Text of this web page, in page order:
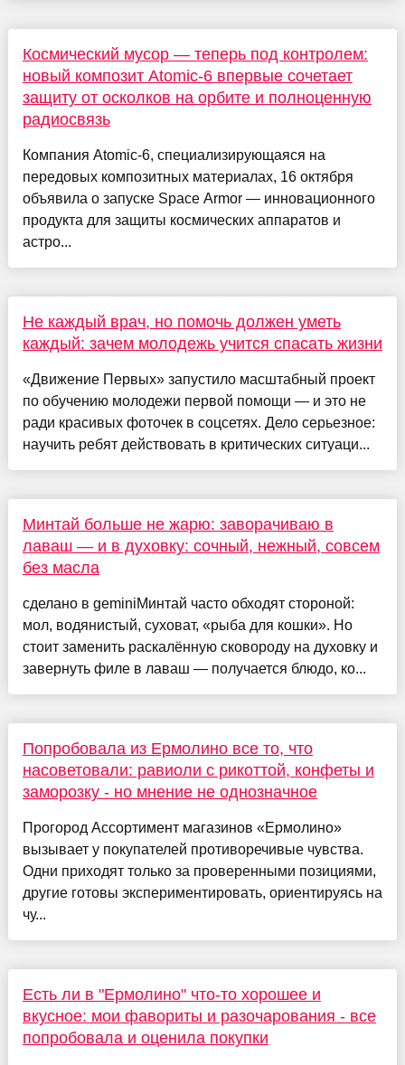
Космический мусор — теперь под контролем:
новый композит Atomic-6 впервые сочетает
защиту от осколков на орбите и полноценную
радиосвязь
Компания Atomic-6, специализирующаяся на
передовых композитных материалах, 16 октября
объявила о запуске Space Armor — инновационного
продукта для защиты космических аппаратов и
астро...
Не каждый врач, но помочь должен уметь
каждый: зачем молодежь учится спасать жизни
«Движение Первых» запустило масштабный проект
по обучению молодежи первой помощи — и это не
ради красивых фоточек в соцсетях. Дело серьезное:
научить ребят действовать в критических ситуаци...
Минтай больше не жарю: заворачиваю в
лаваш — и в духовку: сочный, нежный, совсем
без масла
сделано в geminiМинтай часто обходят стороной:
мол, водянистый, суховат, «рыба для кошки». Но
стоит заменить раскалённую сковороду на духовку и
завернуть филе в лаваш — получается блюдо, ко...
Попробовала из Ермолино все то, что
насоветовали: равиоли с рикоттой, конфеты и
заморозку - но мнение не однозначное
Прогород Ассортимент магазинов «Ермолино»
вызывает у покупателей противоречивые чувства.
Одни приходят только за проверенными позициями,
другие готовы экспериментировать, ориентируясь на
чу...
Есть ли в "Ермолино" что-то хорошее и
вкусное: мои фавориты и разочарования - все
попробовала и оценила покупки